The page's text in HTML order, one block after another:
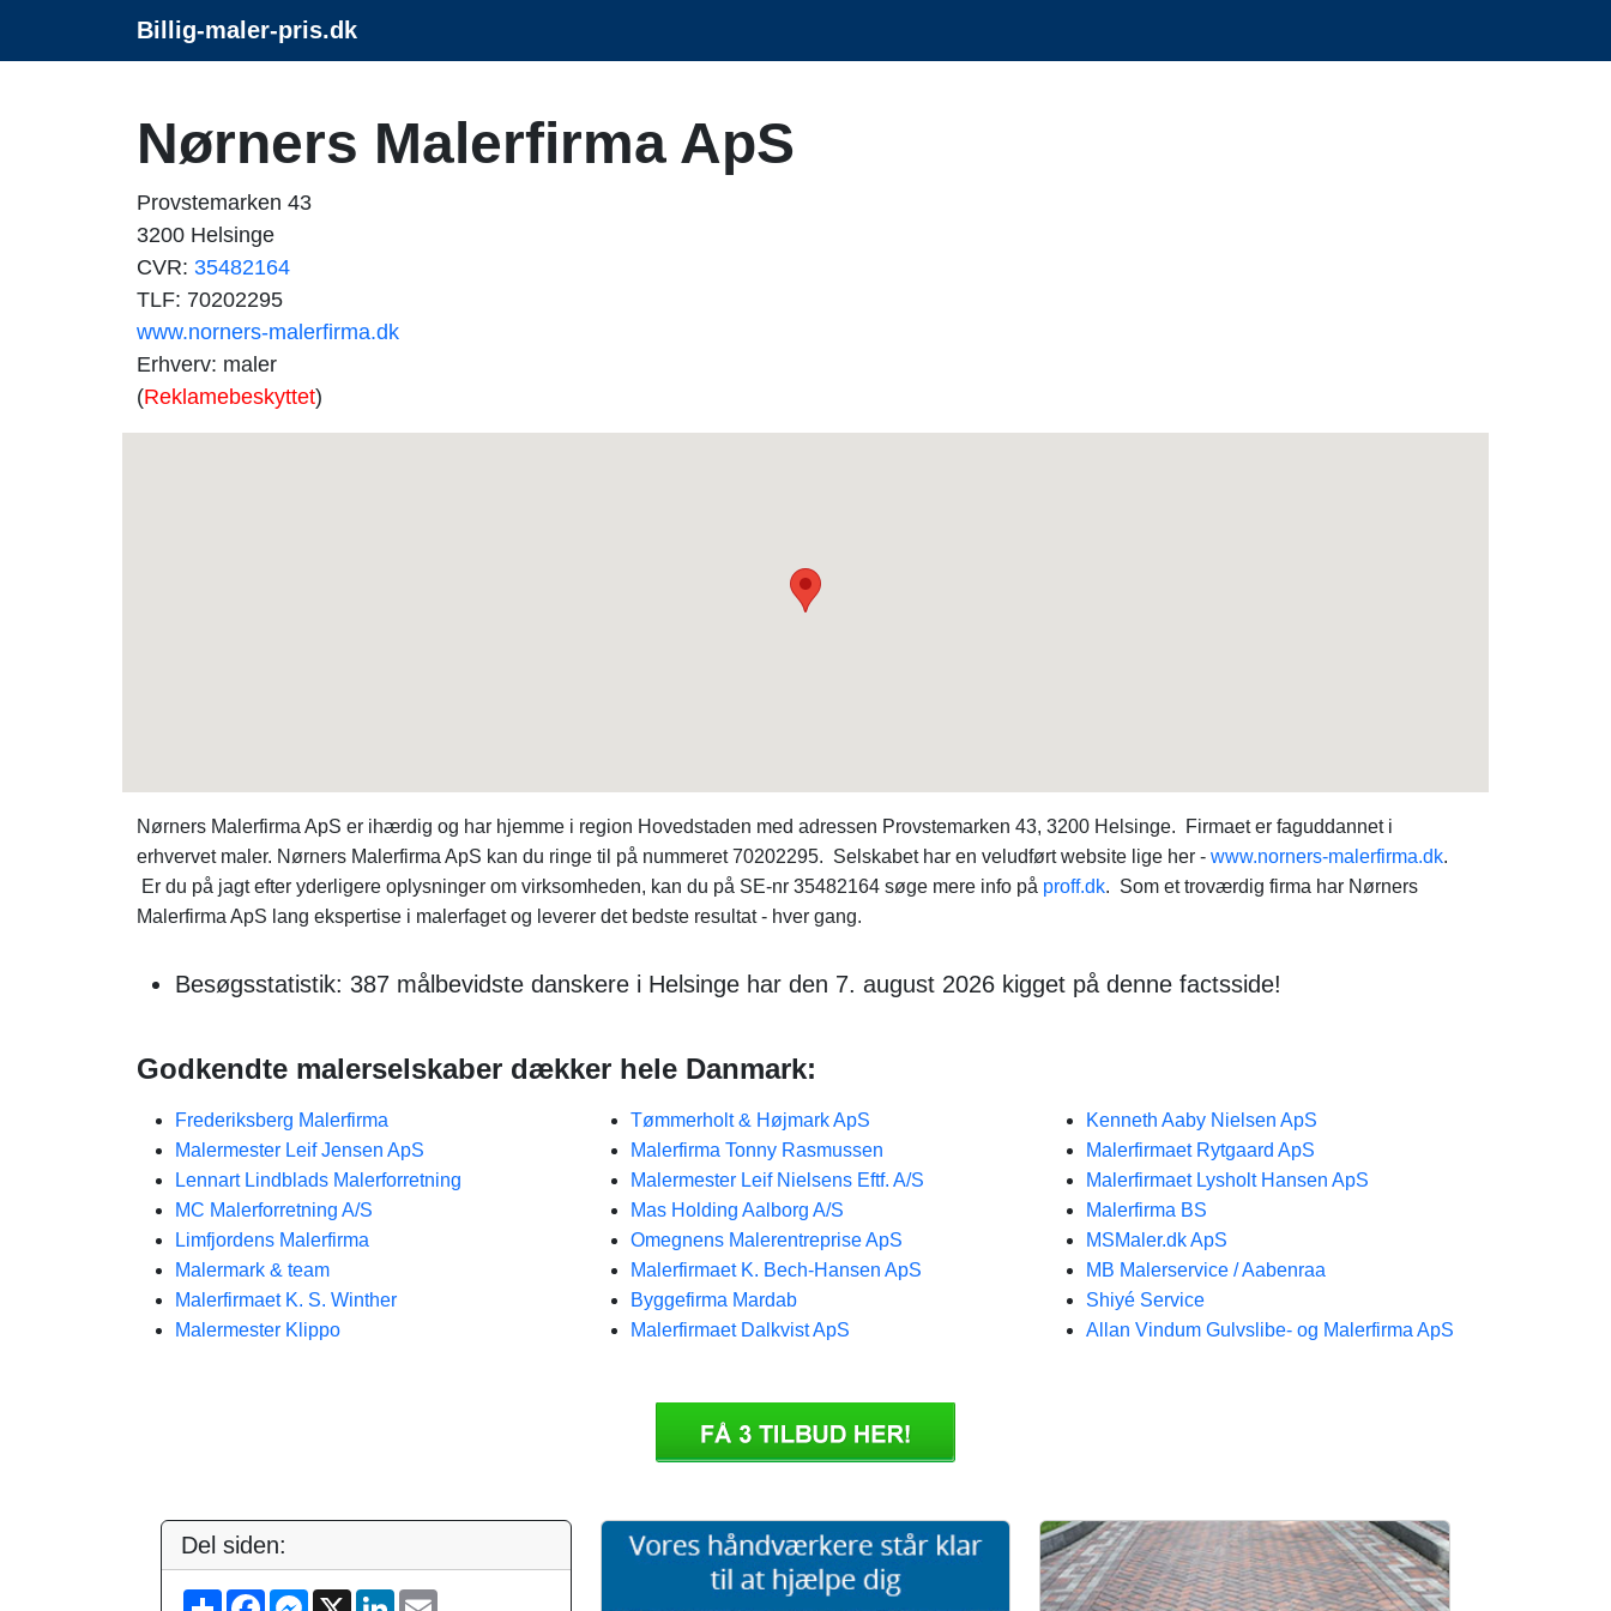
Billig-maler-pris.dk
Nørners Malerfirma ApS
Provstemarken 43
3200 Helsinge
CVR: 35482164
TLF: 70202295
www.norners-malerfirma.dk
Erhverv: maler
(Reklamebeskyttet)
Nørners Malerfirma ApS er ihærdig og har hjemme i region Hovedstaden med adressen Provstemarken 43, 3200 Helsinge. Firmaet er faguddannet i
erhvervet maler. Nørners Malerfirma ApS kan du ringe til på nummeret 70202295. Selskabet har en veludført website lige her - www.norners-malerfirma.dk.
Er du på jagt efter yderligere oplysninger om virksomheden, kan du på SE-nr 35482164 søge mere info på proff.dk. Som et troværdig firma har Nørners
Malerfirma ApS lang ekspertise i malerfaget og leverer det bedste resultat - hver gang.
Besøgsstatistik: 387 målbevidste danskere i Helsinge har den 7. august 2026 kigget på denne factsside!
Godkendte malerselskaber dækker hele Danmark:
Frederiksberg Malerfirma
Malermester Leif Jensen ApS
Lennart Lindblads Malerforretning
MC Malerforretning A/S
Limfjordens Malerfirma
Malermark & team
Malerfirmaet K. S. Winther
Malermester Klippo
Tømmerholt & Højmark ApS
Malerfirma Tonny Rasmussen
Malermester Leif Nielsens Eftf. A/S
Mas Holding Aalborg A/S
Omegnens Malerentreprise ApS
Malerfirmaet K. Bech-Hansen ApS
Byggefirma Mardab
Malerfirmaet Dalkvist ApS
Kenneth Aaby Nielsen ApS
Malerfirmaet Rytgaard ApS
Malerfirmaet Lysholt Hansen ApS
Malerfirma BS
MSMaler.dk ApS
MB Malerservice / Aabenraa
Shiyé Service
Allan Vindum Gulvslibe- og Malerfirma ApS
Del siden:
S
F
M
X
L